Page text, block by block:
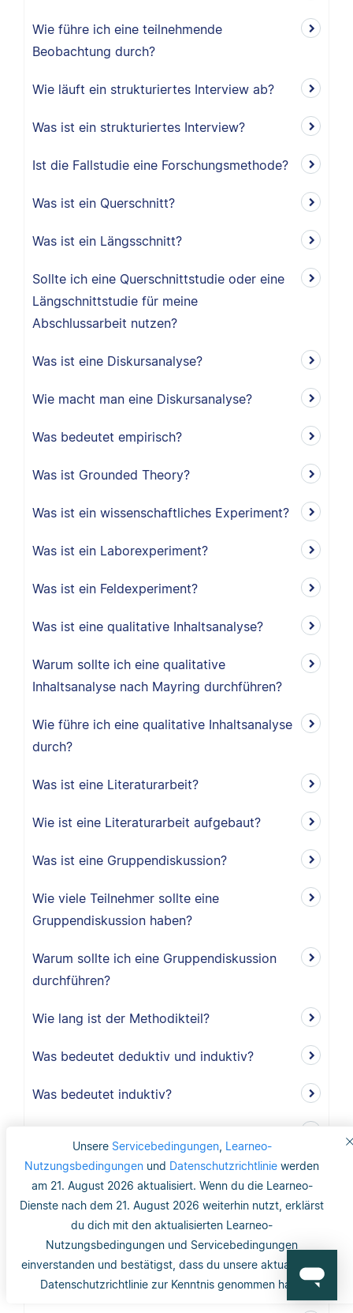
Unsere Servicebedingungen, Learneo-
Nutzungsbedingungen und Datenschutzrichtlinie werden
am 21. August 2026 aktualisiert. Wenn du die Learneo-
Dienste nach dem 21. August 2026 weiterhin nutzt, erklärst
du dich mit den aktualisierten Learneo-
Nutzungsbedingungen und Servicebedingungen
einverstanden und bestätigst, dass du unsere aktualisierte
Datenschutzrichtlinie zur Kenntnis genommen hast.
Wie führe ich eine teilnehmende
Beobachtung durch?
Wie läuft ein strukturiertes Interview ab?
Was ist ein strukturiertes Interview?
Ist die Fallstudie eine Forschungsmethode?
Was ist ein Querschnitt?
Was ist ein Längsschnitt?
Sollte ich eine Querschnittstudie oder eine
Längschnittstudie für meine
Abschlussarbeit nutzen?
Was ist eine Diskursanalyse?
Wie macht man eine Diskursanalyse?
Was bedeutet empirisch?
Was ist Grounded Theory?
Was ist ein wissenschaftliches Experiment?
Was ist ein Laborexperiment?
Was ist ein Feldexperiment?
Was ist eine qualitative Inhaltsanalyse?
Warum sollte ich eine qualitative
Inhaltsanalyse nach Mayring durchführen?
Wie führe ich eine qualitative Inhaltsanalyse
durch?
Was ist eine Literaturarbeit?
Wie ist eine Literaturarbeit aufgebaut?
Was ist eine Gruppendiskussion?
Wie viele Teilnehmer sollte eine
Gruppendiskussion haben?
Warum sollte ich eine Gruppendiskussion
durchführen?
Wie lang ist der Methodikteil?
Was bedeutet deduktiv und induktiv?
Was bedeutet induktiv?
Was ist Validität?
Was ist interne Validität?
Was versteht man unter Validität?
Was ist die Reliabilität?